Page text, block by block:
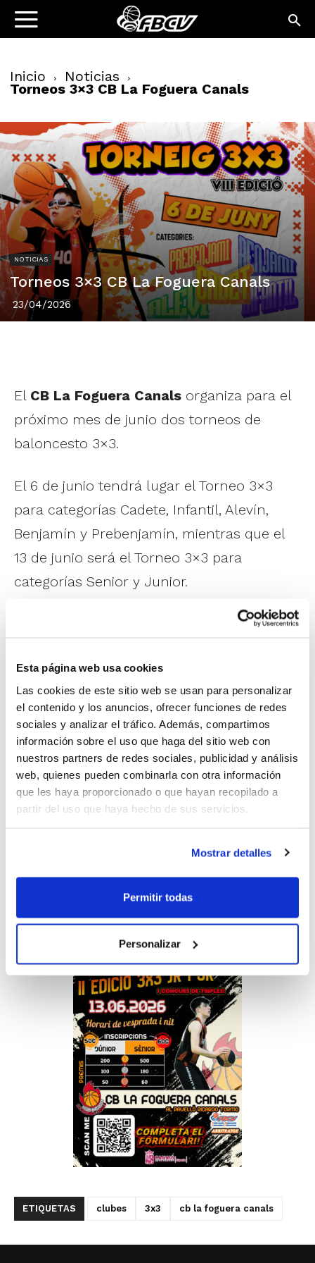
Esta página web usa cookies
Las cookies de este sitio web se usan para personalizar
el contenido y los anuncios, ofrecer funciones de redes
sociales y analizar el tráfico. Además, compartimos
información sobre el uso que haga del sitio web con
nuestros partners de redes sociales, publicidad y análisis
web, quienes pueden combinarla con otra información
que les haya proporcionado o que hayan recopilado a
partir del uso que haya hecho de sus servicios.
Mostrar detalles
Permitir todas
Personalizar
Inicio Noticias
Torneos 3×3 CB La Foguera Canals
NOTICIAS
Torneos 3×3 CB La Foguera Canals
23/04/2026
El CB La Foguera Canals organiza para el
próximo mes de junio dos torneos de
baloncesto 3×3.
El 6 de junio tendrá lugar el Torneo 3×3
para categorías Cadete, Infantil, Alevín,
Benjamín y Prebenjamín, mientras que el
13 de junio será el Torneo 3×3 para
categorías Senior y Junior.
Más información a través de las redes
Torneo 6 de junio
Torneo 13 de junio
ETIQUETAS clubes 3x3 cb la foguera canals